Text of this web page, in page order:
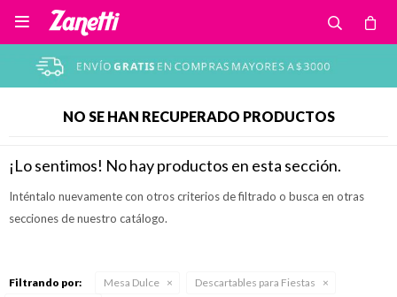

NO SE HAN RECUPERADO PRODUCTOS
¡Lo sentimos! No hay productos en esta sección.
Inténtalo nuevamente con otros criterios de filtrado o busca en otras
secciones de nuestro catálogo.
Filtrando por: Mesa Dulce
Descartables para Fiestas